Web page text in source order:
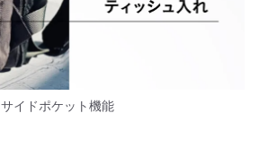
サイドポケット機能